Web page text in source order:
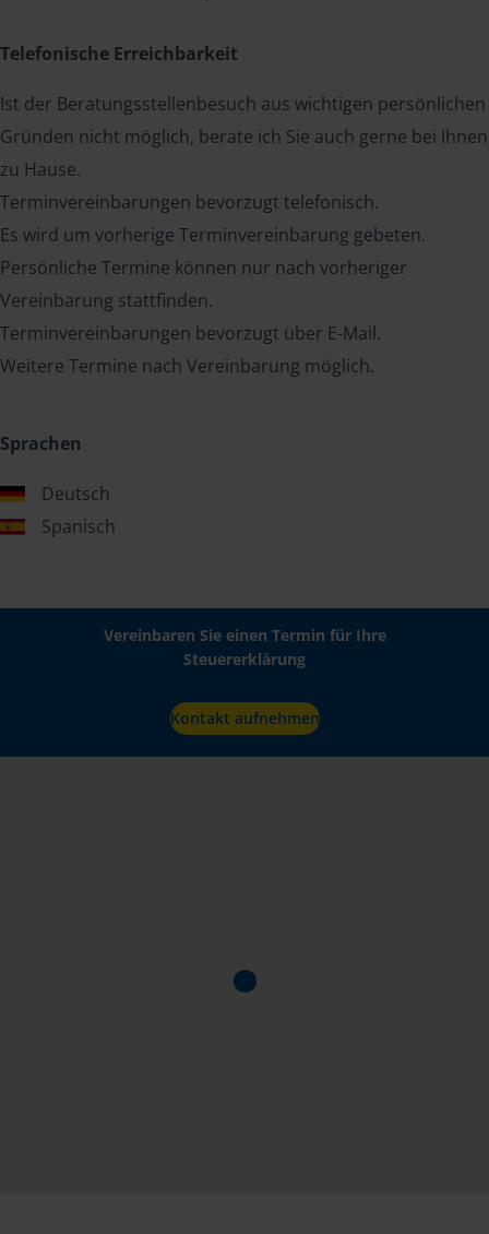
Telefonische Erreichbarkeit
Ist der Beratungsstellenbesuch aus wichtigen persönlichen
Gründen nicht möglich, berate ich Sie auch gerne bei Ihnen
zu Hause.
Terminvereinbarungen bevorzugt telefonisch.
Es wird um vorherige Terminvereinbarung gebeten.
Persönliche Termine können nur nach vorheriger
Vereinbarung stattfinden.
Terminvereinbarungen bevorzugt über E-Mail.
Weitere Termine nach Vereinbarung möglich.
Sprachen
Deutsch
Spanisch
Vereinbaren Sie einen Termin für Ihre
Steuererklärung
Kontakt aufnehmen